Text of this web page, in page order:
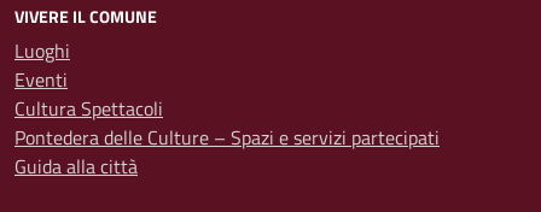
VIVERE IL COMUNE
Luoghi
Eventi
Cultura Spettacoli
Pontedera delle Culture – Spazi e servizi partecipati
Guida alla città